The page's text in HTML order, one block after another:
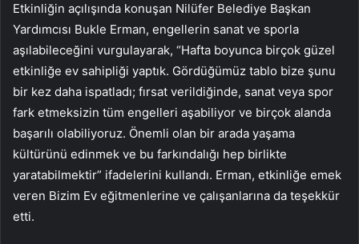
Etkinliğin açılışında konuşan Nilüfer Belediye Başkan
Yardımcısı Bukle Erman, engellerin sanat ve sporla
aşılabileceğini vurgulayarak, “Hafta boyunca birçok güzel
etkinliğe ev sahipliği yaptık. Gördüğümüz tablo bize şunu
bir kez daha ispatladı; fırsat verildiğinde, sanat veya spor
fark etmeksizin tüm engelleri aşabiliyor ve birçok alanda
başarılı olabiliyoruz. Önemli olan bir arada yaşama
kültürünü edinmek ve bu farkındalığı hep birlikte
yaratabilmektir” ifadelerini kullandı. Erman, etkinliğe emek
veren Bizim Ev eğitmenlerine ve çalışanlarına da teşekkür
etti.